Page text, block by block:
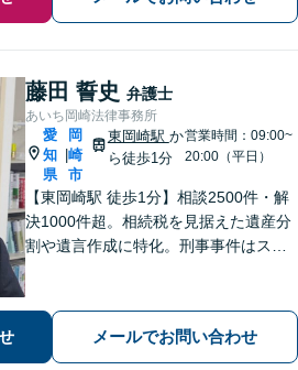
藤田 誓史 弁護士
あいち岡崎法律事務所
愛
知
県
岡
崎
市
東岡崎駅 か
ら徒歩1分
営業時間：09:00~
20:00（平日）
【東岡崎駅 徒歩1分】相談2500件・解
決1000件超。相続税を見据えた遺産分
割や遺言作成に特化。刑事事件はスピ
に、シンプルな解決を」。初回で費用
と道筋を明示。メールでお問い合わせ